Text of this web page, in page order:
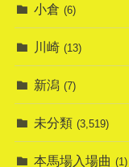
小倉 (6)
川崎 (13)
新潟 (7)
未分類 (3,519)
本馬場入場曲 (1)